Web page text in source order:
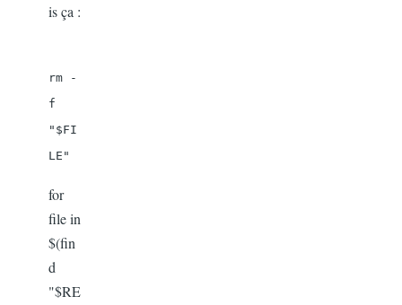
is ça :
rm -
f
"$FI
LE"
for
file in
$(fin
d
"$RE